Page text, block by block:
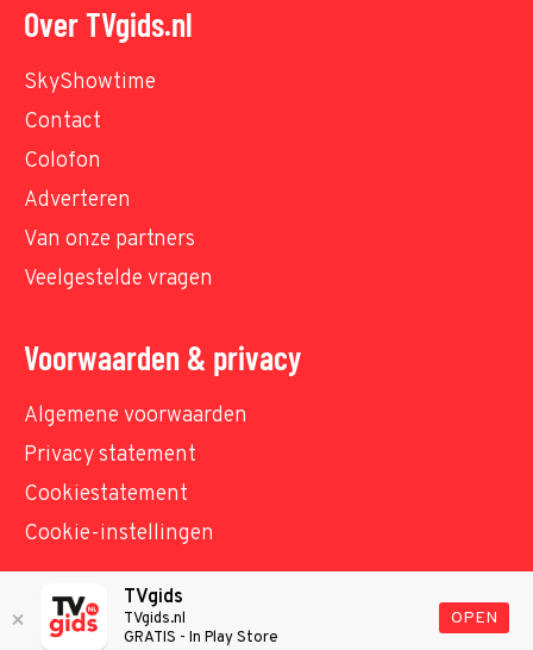
Over TVgids.nl
SkyShowtime
Contact
Colofon
Adverteren
Van onze partners
Veelgestelde vragen
Voorwaarden & privacy
Algemene voorwaarden
Privacy statement
Cookiestatement
Cookie-instellingen
© TVgids.nl 2026 - All rights reserved. No text and
datamining.
TVgids
TVgids.nl
GRATIS - In Play Store
OPEN